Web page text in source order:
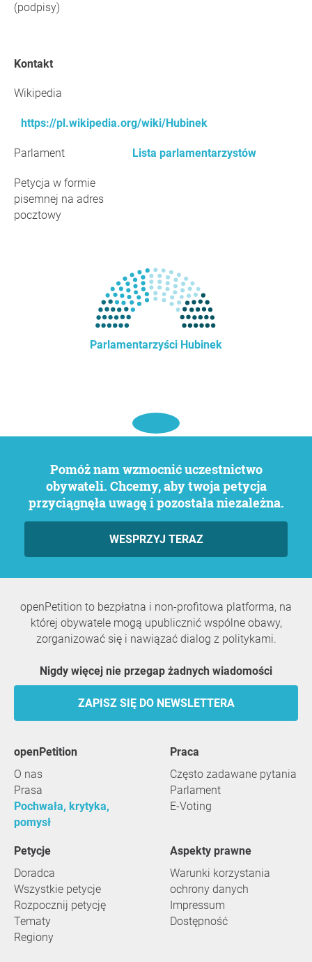
(podpisy)
Kontakt
Wikipedia
https://pl.wikipedia.org/wiki/Hubinek
Parlament Lista parlamentarzystów
Petycja w formie
pisemnej na adres
pocztowy
Parlamentarzyści Hubinek
Pomóż nam wzmocnić uczestnictwo
obywateli. Chcemy, aby twoja petycja
przyciągnęła uwagę i pozostała niezależna.
WESPRZYJ TERAZ
openPetition to bezpłatna i non-profitowa platforma, na
której obywatele mogą upublicznić wspólne obawy,
zorganizować się i nawiązać dialog z politykami.
Nigdy więcej nie przegap żadnych wiadomości
ZAPISZ SIĘ DO NEWSLETTERA
openPetition
O nas
Prasa
Pochwała, krytyka,
pomysł
praca
Często zadawane pytania
Parlament
E-Voting
Petycje
Doradca
Wszystkie petycje
Rozpocznij petycję
Tematy
Regiony
Aspekty prawne
Warunki korzystania
ochrony danych
Impressum
Dostępność